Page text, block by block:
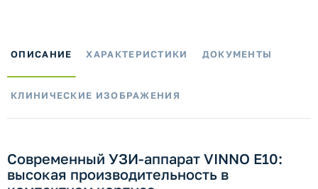
ОПИСАНИЕ ХАРАКТЕРИСТИКИ ДОКУМЕНТЫ
КЛИНИЧЕСКИЕ ИЗОБРАЖЕНИЯ
Современный УЗИ-аппарат VINNO E10:
высокая производительность в